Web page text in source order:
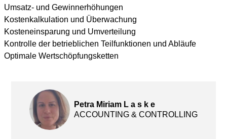
Umsatz- und Gewinnerhöhungen
Kostenkalkulation und Überwachung
Kosteneinsparung und Umverteilung
Kontrolle der betrieblichen Teilfunktionen und Abläufe
Optimale Wertschöpfungsketten
Petra Miriam L a s k e
ACCOUNTING & CONTROLLING